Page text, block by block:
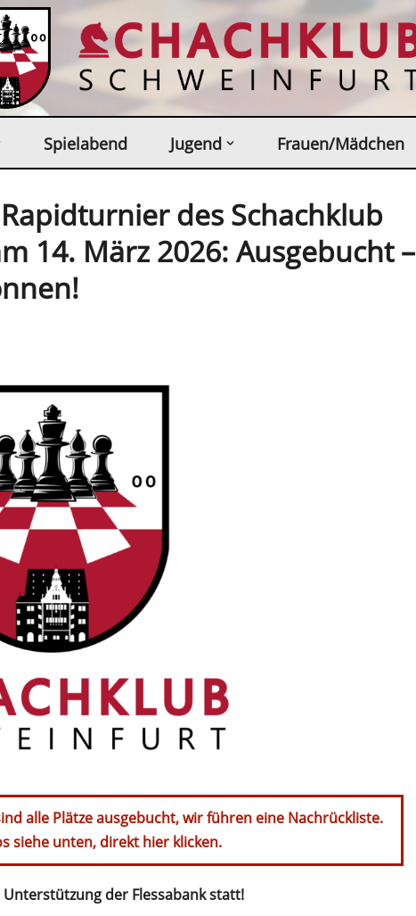
Spielabend Jugend Frauen/Mädchen
des Schachklub
14. März 2026: Ausgebucht –
alle Plätze ausgebucht, wir führen eine Nachrückliste.
siehe unten, direkt hier klicken.
der Flessabank statt!